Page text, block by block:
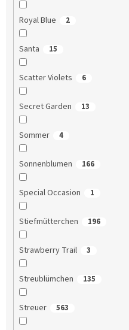
Royal Blue 2
Santa 15
Scatter Violets 6
Secret Garden 13
Sommer 4
Sonnenblumen 166
Special Occasion 1
Stiefmütterchen 196
Strawberry Trail 3
Streublümchen 135
Streuer 563